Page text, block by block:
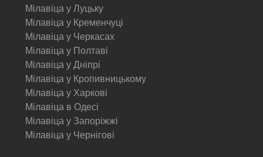
Мілавіца у Луцьку
Мілавіца у Кременчуці
Мілавіца у Черкасах
Мілавіца у Полтаві
Мілавіца у Дніпрі
Мілавіца у Кропивницькому
Мілавіца у Харкові
Мілавіца в Одесі
Мілавіца у Запоріжжі
Мілавіца у Чернігові